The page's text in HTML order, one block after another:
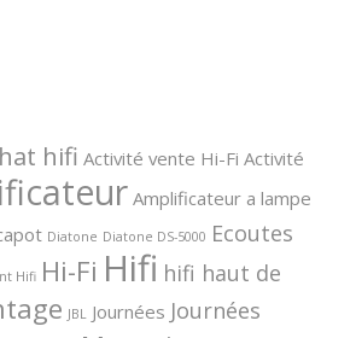
hifi Activité vente Hi-Fi Activité
Amplificateur a lampe
Diatone Diatone DS-5000 Ecoutes
Hifi Hi-Fi Hifi hifi haut de
JBL Journées Journées